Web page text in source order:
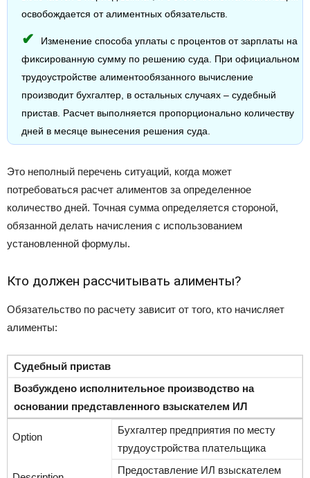
освобождается от алиментных обязательств.
Изменение способа уплаты с процентов от зарплаты на
фиксированную сумму по решению суда. При официальном
трудоустройстве алиментообязанного вычисление
производит бухгалтер, в остальных случаях – судебный
пристав. Расчет выполняется пропорционально количеству
дней в месяце вынесения решения суда.
Это неполный перечень ситуаций, когда может
потребоваться расчет алиментов за определенное
количество дней. Точная сумма определяется стороной,
обязанной делать начисления с использованием
установленной формулы.
Кто должен рассчитывать алименты?
Обязательство по расчету зависит от того, кто начисляет
алименты:
Судебный пристав
Возбуждено исполнительное производство на
основании представленного взыскателем ИЛ
Бухгалтер предприятия по месту
трудоустройства плательщика
Предоставление ИЛ взыскателем